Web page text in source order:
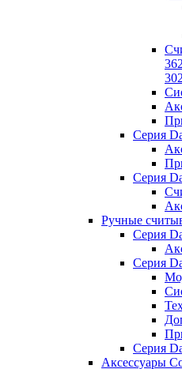
302
Серия
Серия
Ручные
Серия
Серия
Серия
Аксессуары